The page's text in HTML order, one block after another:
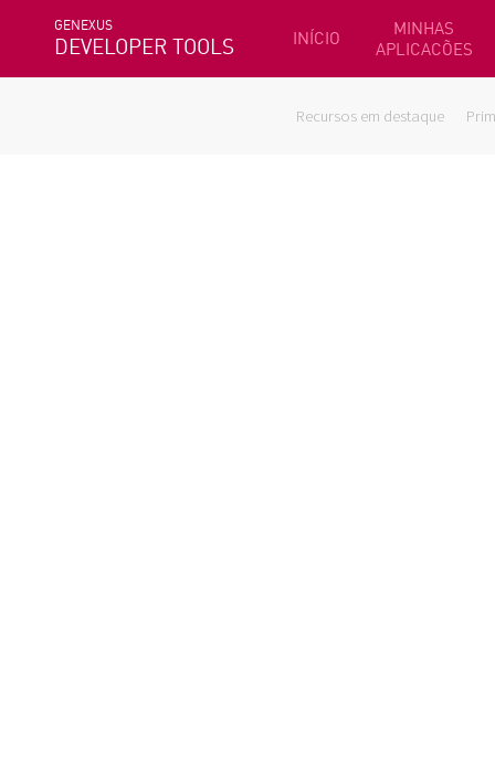
GENEXUS
DEVELOPER TOOLS INÍCIO
MINHAS
APLICACÕES
Recursos em destaque